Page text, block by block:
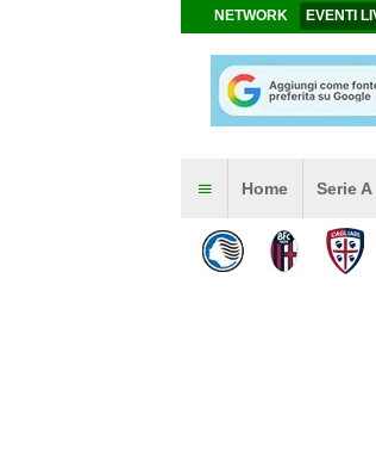
NETWORK EVENTI
Home Serie A